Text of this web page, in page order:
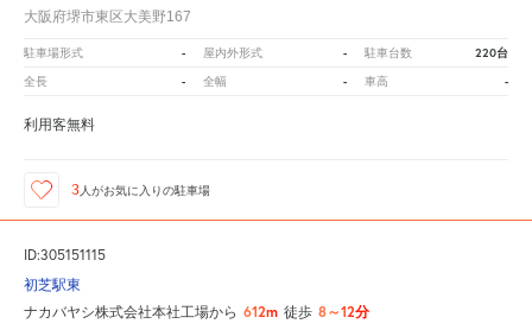
大阪府堺市東区大美野167
駐車場形式 - 屋内外形式 - 駐車台数 220台
全長 - 全幅 - 車高 -
利用客無料
3人がお気に入りの駐車場
ID:305151115
初芝駅東
ナカバヤシ株式会社本社工場から 612m 徒歩 8～12分